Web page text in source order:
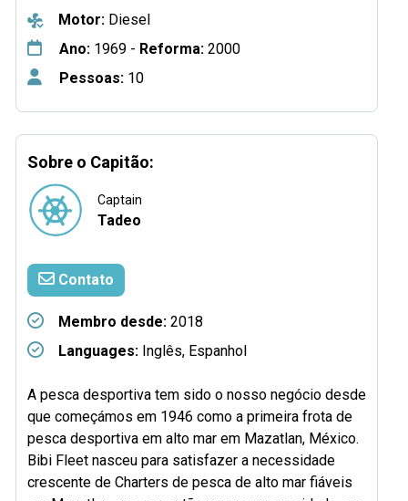
Motor: Diesel
Ano: 1969 - Reforma: 2000
Pessoas: 10
Sobre o Capitão:
Captain
Tadeo
Contato
Membro desde: 2018
Languages: Inglês, Espanhol
A pesca desportiva tem sido o nosso negócio desde
que começámos em 1946 como a primeira frota de
pesca desportiva em alto mar em Mazatlan, México.
Bibi Fleet nasceu para satisfazer a necessidade
crescente de Charters de pesca de alto mar fiáveis